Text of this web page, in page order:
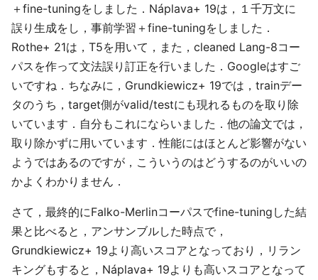
＋fine-tuningをしました．Náplava+ 19は，１千万文に
誤り生成をし，事前学習＋fine-tuningをしました．
Rothe+ 21は，T5を用いて，また，cleaned Lang-8コー
パスを作って文法誤り訂正を行いました．Googleはすご
いですね．ちなみに，Grundkiewicz+ 19では，trainデー
タのうち，target側がvalid/testにも現れるものを取り除
いています．自分もこれにならいました．他の論文では，
取り除かずに用いています．性能にはほとんど影響がない
ようではあるのですが，こういうのはどうするのがいいの
かよくわかりません．
さて，最終的にFalko-Merlinコーパスでfine-tuningした結
果と比べると，アンサンブルした時点で，
Grundkiewicz+ 19より高いスコアとなっており，リラン
キングもすると，Náplava+ 19よりも高いスコアとなって